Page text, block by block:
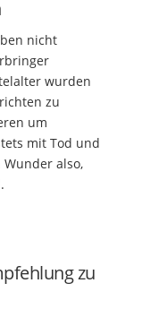
nicht
wurden
zu
um
mit Tod und
also,
zu